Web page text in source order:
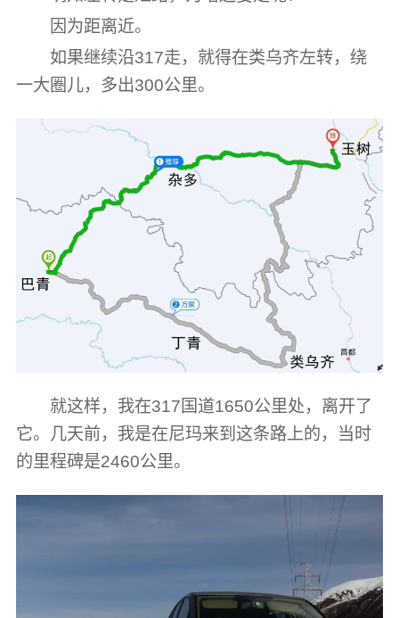
因为距离近。
如果继续沿317走，就得在类乌齐左转，绕
一大圈儿，多出300公里。
就这样，我在317国道1650公里处，离开了
它。几天前，我是在尼玛来到这条路上的，当时
的里程碑是2460公里。